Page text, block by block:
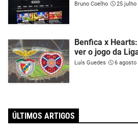
Bruno Coelho 25 julho
Benfica x
ver o jogo da
Luís Guedes 6 agosto
ÚLTIMOS ARTIGOS